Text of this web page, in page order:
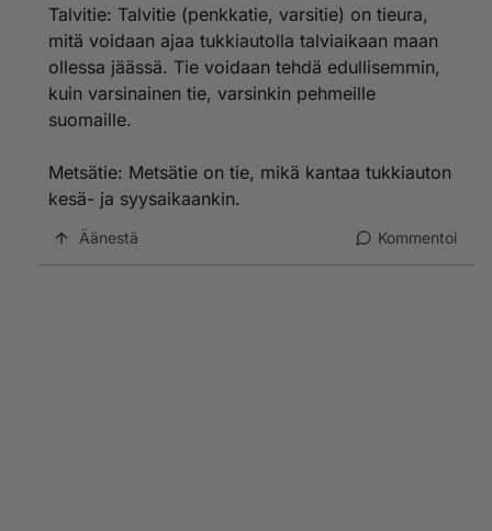
Talvitie: Talvitie (penkkatie, varsitie) on tieura,
mitä voidaan ajaa tukkiautolla talviaikaan maan
ollessa jäässä. Tie voidaan tehdä edullisemmin,
kuin varsinainen tie, varsinkin pehmeille
suomaille.
Metsätie: Metsätie on tie, mikä kantaa tukkiauton
kesä- ja syysaikaankin.
Äänestä Kommentoi